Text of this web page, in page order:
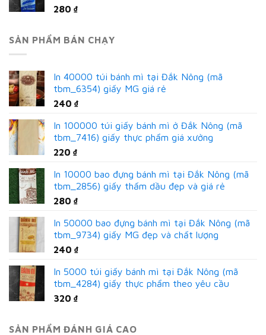
280 ₫
SẢN PHẨM BÁN CHẠY
In 40000 túi bánh mì tại Đắk Nông (mã
tbm_6354) giấy MG giá rẻ
240 ₫
In 100000 túi giấy bánh mì ở Đắk Nông (mã
tbm_7416) giấy thực phẩm giá xưởng
220 ₫
In 10000 bao đựng bánh mì tại Đắk Nông (mã
tbm_2856) giấy thấm dầu đẹp và giá rẻ
280 ₫
In 50000 bao đựng bánh mì tại Đắk Nông (mã
tbm_9734) giấy MG đẹp và chất lượng
240 ₫
In 5000 túi giấy bánh mì tại Đắk Nông (mã
tbm_4284) giấy thực phẩm theo yêu cầu
320 ₫
SẢN PHẨM ĐÁNH GIÁ CAO